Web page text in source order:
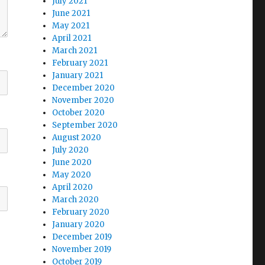
June 2021
May 2021
April 2021
March 2021
February 2021
January 2021
December 2020
November 2020
October 2020
September 2020
August 2020
July 2020
June 2020
May 2020
April 2020
March 2020
February 2020
January 2020
December 2019
November 2019
October 2019